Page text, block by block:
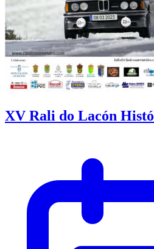
XV Rali do Lacón